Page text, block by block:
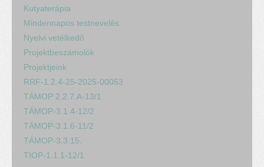
Kutyaterápia
Mindennapos testnevelés
Nyelvi vetélkedő
Projektbeszámolók
Projektjeink
RRF-1.2.4-25-2025-00053
TÁMOP 2.2.7.A-13/1
TÁMOP-3.1.4-12/2
TÁMOP-3.1.6-11/2
TÁMOP-3.3.15.
TIOP-1.1.1-12/1